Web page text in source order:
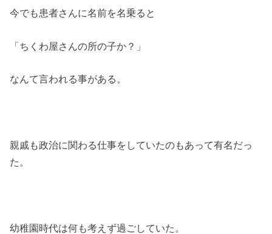
今でも患者さんに名前を名乗ると
「ちくわ屋さんの所の子か？」
なんて言われる事がある。
親戚も政治に関わる仕事をしていたのもあって有名だっ
た。
幼稚園時代は何も考えず過ごしていた。